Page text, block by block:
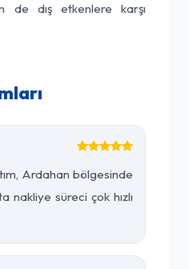
de dış etkenlere karşı
Ardahan bölgesinde
nakliye süreci çok hızlı